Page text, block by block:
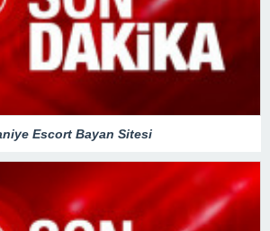
Escort Bayan Sitesi